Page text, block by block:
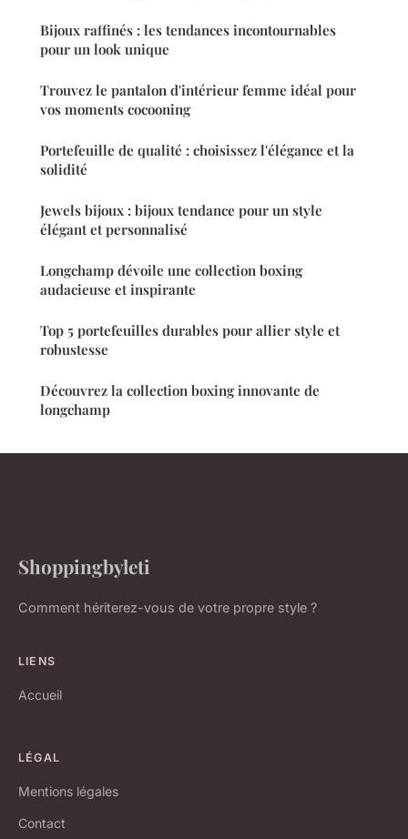
Bijoux raffinés : les tendances incontournables
pour un look unique
Trouvez le pantalon d'intérieur femme idéal pour
vos moments cocooning
Portefeuille de qualité : choisissez l'élégance et la
solidité
Jewels bijoux : bijoux tendance pour un style
élégant et personnalisé
Longchamp dévoile une collection boxing
audacieuse et inspirante
Top 5 portefeuilles durables pour allier style et
robustesse
Découvrez la collection boxing innovante de
longchamp
Shoppingbyleti
Comment hériterez-vous de votre propre style ?
LIENS
Accueil
LÉGAL
Mentions légales
Contact